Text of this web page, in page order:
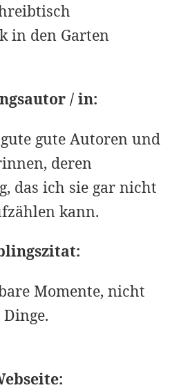
in den Garten
/ in:
gute Autoren und
deren
das ich sie gar nicht
kann.
Momente, nicht
Dinge.